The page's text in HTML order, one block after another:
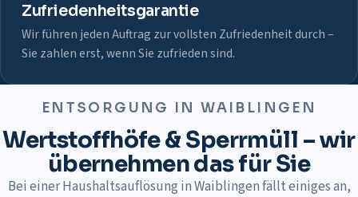
Zufriedenheitsgarantie
Wir führen jeden Auftrag zur vollsten Zufriedenheit durch –
Sie zahlen erst, wenn Sie zufrieden sind.
ENTSORGUNG INWAIBLINGEN
Wertstoffhöfe & Sperrmüll – wir
übernehmen das für Sie
Bei einer Haushaltsauflösung in Waiblingen fällt einiges an,